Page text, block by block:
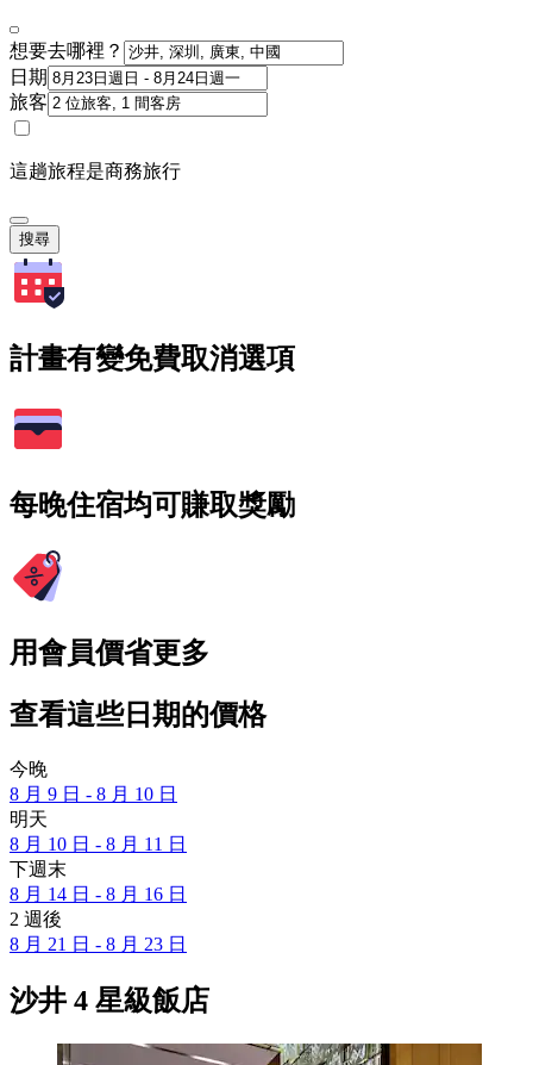
想要去哪裡？
日期
旅客
這趟旅程是商務旅行
搜尋
計畫有變免費取消選項
每晚住宿均可賺取獎勵
用會員價省更多
查看這些日期的價格
今晚
8 月 9 日 - 8 月 10 日
明天
8 月 10 日 - 8 月 11 日
下週末
8 月 14 日 - 8 月 16 日
2 週後
8 月 21 日 - 8 月 23 日
沙井 4 星級飯店